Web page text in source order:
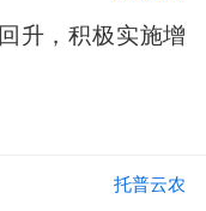
升，积极实施增
托普云农